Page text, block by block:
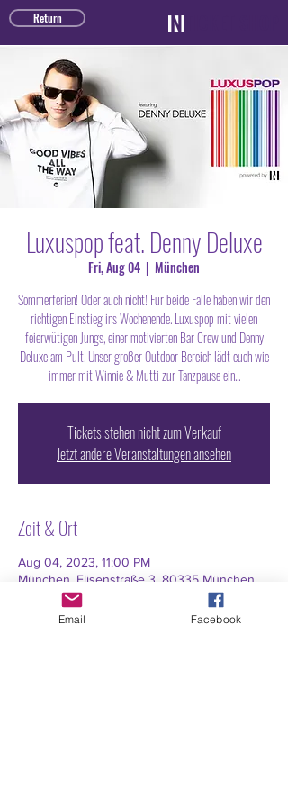
Return
Luxuspop feat. Denny Deluxe
Fri, Aug 04
  |
München
Sommerferien! Oder auch nicht! Für beide Fälle haben wir den
richtigen Einstieg ins Wochenende. Luxuspop mit vielen
feierwütigen Jungs, einer motivierten Bar Crew und Denny
Deluxe am Pult. Unser großer Outdoor Bereich lädt euch wie
immer mit Winnie & Mutti zur Tanzpause ein...
Tickets stehen nicht zum Verkauf
Jetzt andere Veranstaltungen ansehen
Zeit & Ort
Aug 04, 2023, 11:00 PM
München, Elisenstraße 3, 80335 München,
Deutschland
Email Facebook